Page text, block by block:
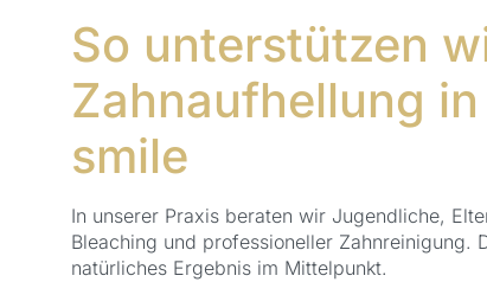
So unterstützen
Zahnaufhellung
smile
In unserer Praxis beraten wir Jugendliche,
Bleaching und professioneller Zahnreinigung.
natürliches Ergebnis im Mittelpunkt.